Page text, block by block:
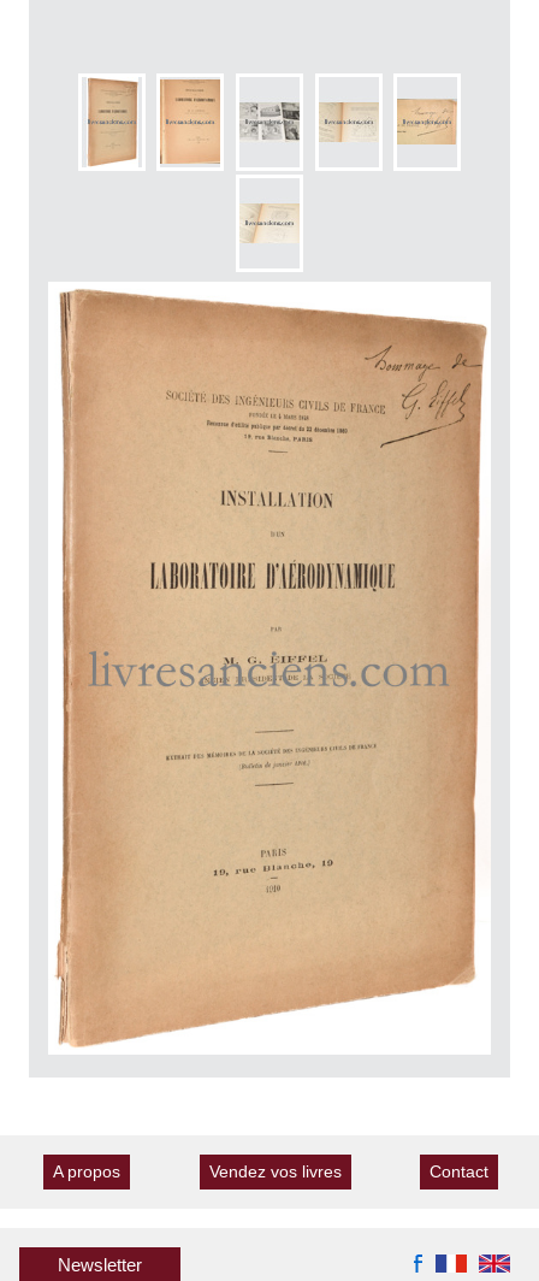
A propos Vendez vos livres Contact
Newsletter